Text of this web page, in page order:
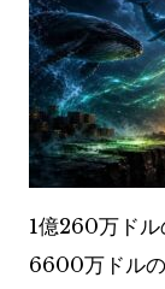
1億260万ドル
6600万ドル